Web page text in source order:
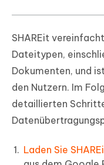
SHAREit
Dateitypen,
Dokumenten, und
den Nutzern. Im
detaillierten
Laden Sie